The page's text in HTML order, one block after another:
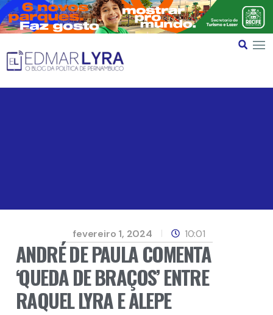
fevereiro 1, 2024 10:01
ANDRÉ DE PAULA COMENTA
‘QUEDA DE BRAÇOS’ ENTRE
RAQUEL LYRA E ALEPE